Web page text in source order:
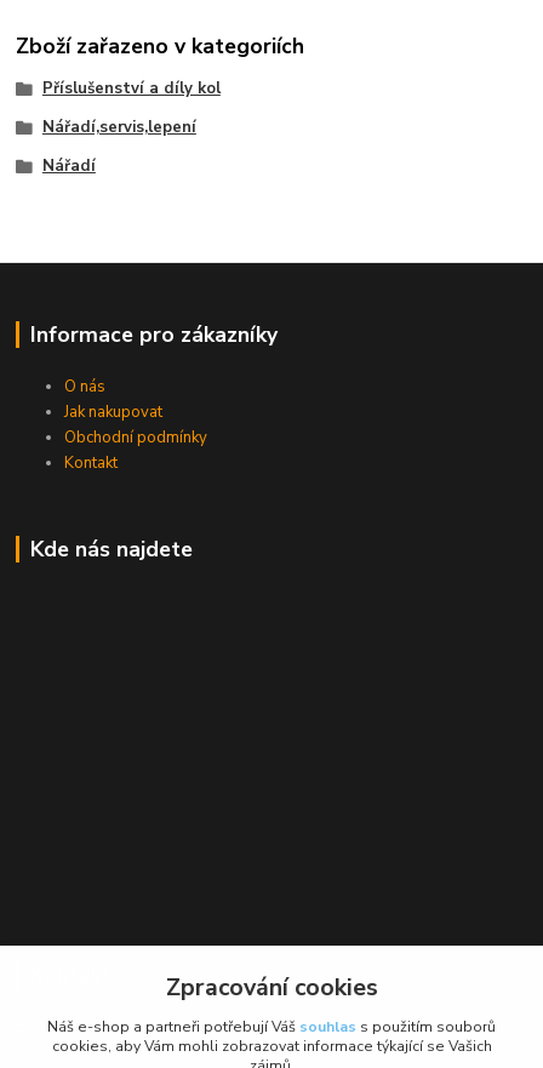
Zboží zařazeno v kategoriích
Příslušenství a díly kol
Nářadí,servis,lepení
Nářadí
Informace pro zákazníky
O nás
Jak nakupovat
Obchodní podmínky
Kontakt
Kde nás najdete
BikeForce.cz
Zpracování cookies
Náš e-shop a partneři potřebují Váš souhlas s použitím souborů
cookies, aby Vám mohli zobrazovat informace týkající se Vašich